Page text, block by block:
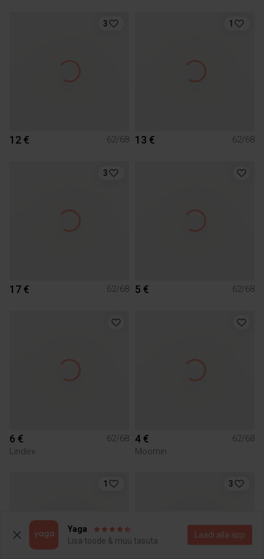
3
12 € 62/68
1
13 € 62/68
3
17 € 62/68 5 € 62/68
6 €
62/68
Lindex
4 €
62/68
Moomin
1 3
Yaga
Lisa toode & müü tasuta
Laadi alla äpp